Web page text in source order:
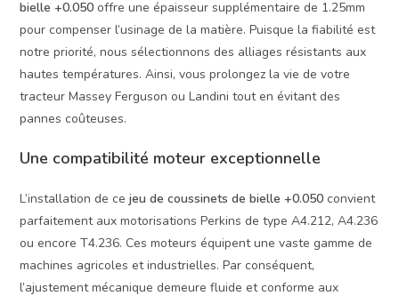
bielle +0.050 offre une épaisseur supplémentaire de 1.25mm
pour compenser l’usinage de la matière. Puisque la fiabilité est
notre priorité, nous sélectionnons des alliages résistants aux
hautes températures. Ainsi, vous prolongez la vie de votre
tracteur Massey Ferguson ou Landini tout en évitant des
pannes coûteuses.
Une compatibilité moteur exceptionnelle
L’installation de cejeu de coussinets de bielle +0.050 convient
parfaitement aux motorisations Perkins de type A4.212, A4.236
ou encore T4.236. Ces moteurs équipent une vaste gamme de
machines agricoles et industrielles. Par conséquent,
l’ajustement mécanique demeure fluide et conforme aux